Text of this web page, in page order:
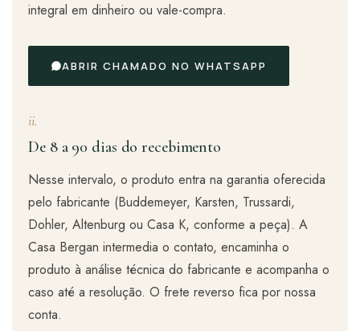
integral em dinheiro ou vale-compra.
ABRIR CHAMADO NO WHATSAPP
ii.
De 8 a 90 dias do recebimento
Nesse intervalo, o produto entra na garantia oferecida
pelo fabricante (Buddemeyer, Karsten, Trussardi,
Dohler, Altenburg ou Casa K, conforme a peça). A
Casa Bergan intermedia o contato, encaminha o
produto à análise técnica do fabricante e acompanha o
caso até a resolução. O frete reverso fica por nossa
conta.